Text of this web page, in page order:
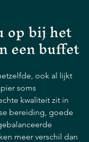
op bij het
een buffet
ook al lijkt
soms
kwaliteit zit in
bereiding, goede
meer verschil dan